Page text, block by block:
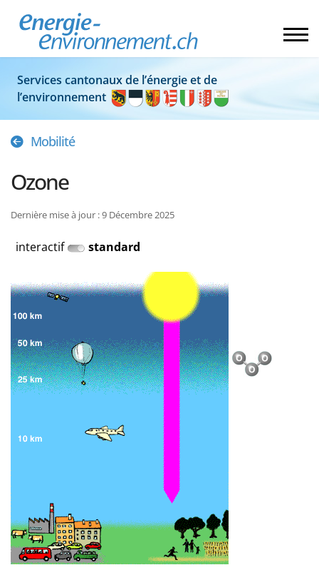
Services cantonaux de l’énergie et de
l’environnement
Mobilité
Ozone
Dernière mise à jour : 9 Décembre 2025
interactif standard